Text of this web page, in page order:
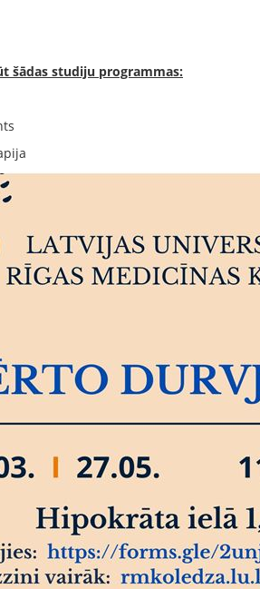
šādas studiju programmas: